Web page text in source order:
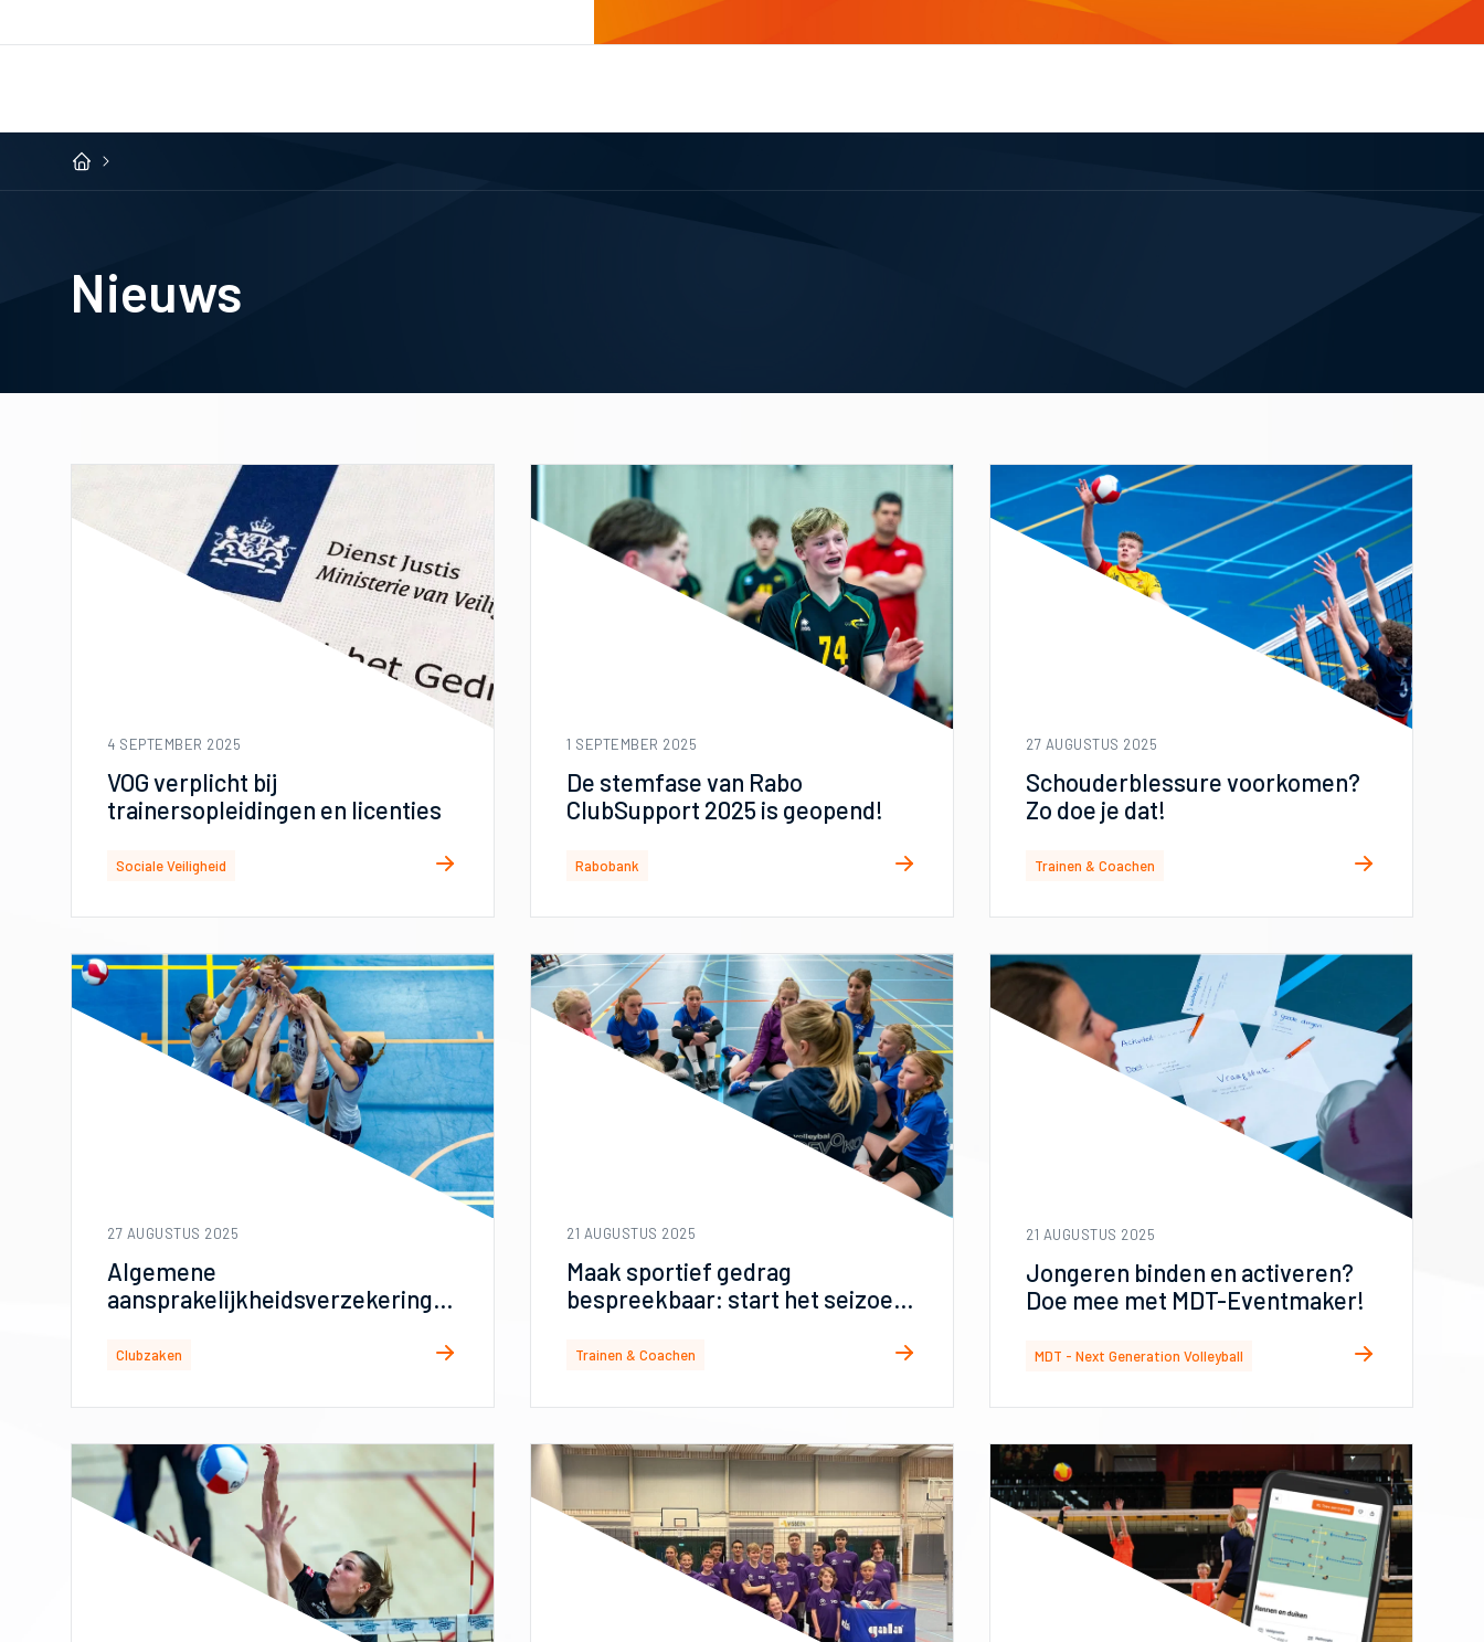
Nieuws
4 SEPTEMBER 2025
VOG verplicht bij
trainersopleidingen en licenties
Sociale Veiligheid
1 SEPTEMBER 2025
De stemfase van Rabo
ClubSupport 2025 is geopend!
Rabobank
27 AUGUSTUS 2025
Schouderblessure voorkomen?
Zo doe je dat!
Trainen & Coachen
27 AUGUSTUS 2025
Algemene
aansprakelijkheidsverzekering
per 1 september collectief
Clubzaken
21 AUGUSTUS 2025
Maak sportief gedrag
bespreekbaar: start het seizoen
Trainen & Coachen
21 AUGUSTUS 2025
Jongeren binden en activeren?
Doe mee met MDT-Eventmaker!
MDT - Next Generation Volleyball